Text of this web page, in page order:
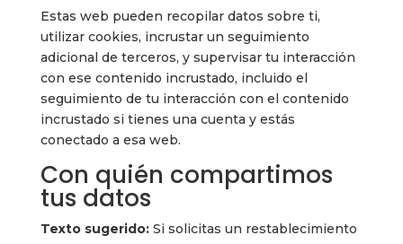
Estas web pueden recopilar datos sobre ti,
utilizar cookies, incrustar un seguimiento
adicional de terceros, y supervisar tu interacción
con ese contenido incrustado, incluido el
seguimiento de tu interacción con el contenido
incrustado si tienes una cuenta y estás
conectado a esa web.
Con quién compartimos
tus datos
Texto sugerido: Si solicitas un restablecimiento